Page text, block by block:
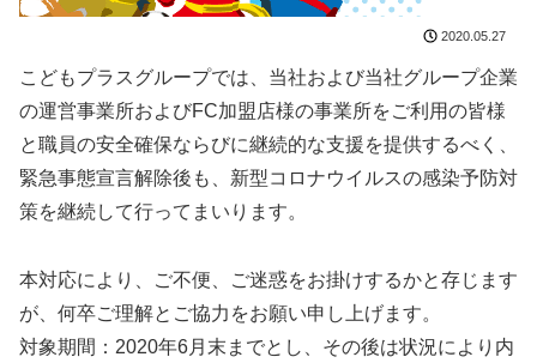
2020.05.27
こどもプラスグループでは、当社および当社グループ企業
の運営事業所およびFC加盟店様の事業所をご利用の皆様
と職員の安全確保ならびに継続的な支援を提供するべく、
緊急事態宣言解除後も、新型コロナウイルスの感染予防対
策を継続して行ってまいります。
本対応により、ご不便、ご迷惑をお掛けするかと存じます
が、何卒ご理解とご協力をお願い申し上げます。
対象期間：2020年6月末までとし、その後は状況により内